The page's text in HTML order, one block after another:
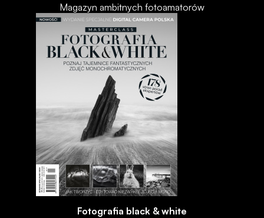
Magazyn ambitnych fotoamatorów
Fotografia black & white